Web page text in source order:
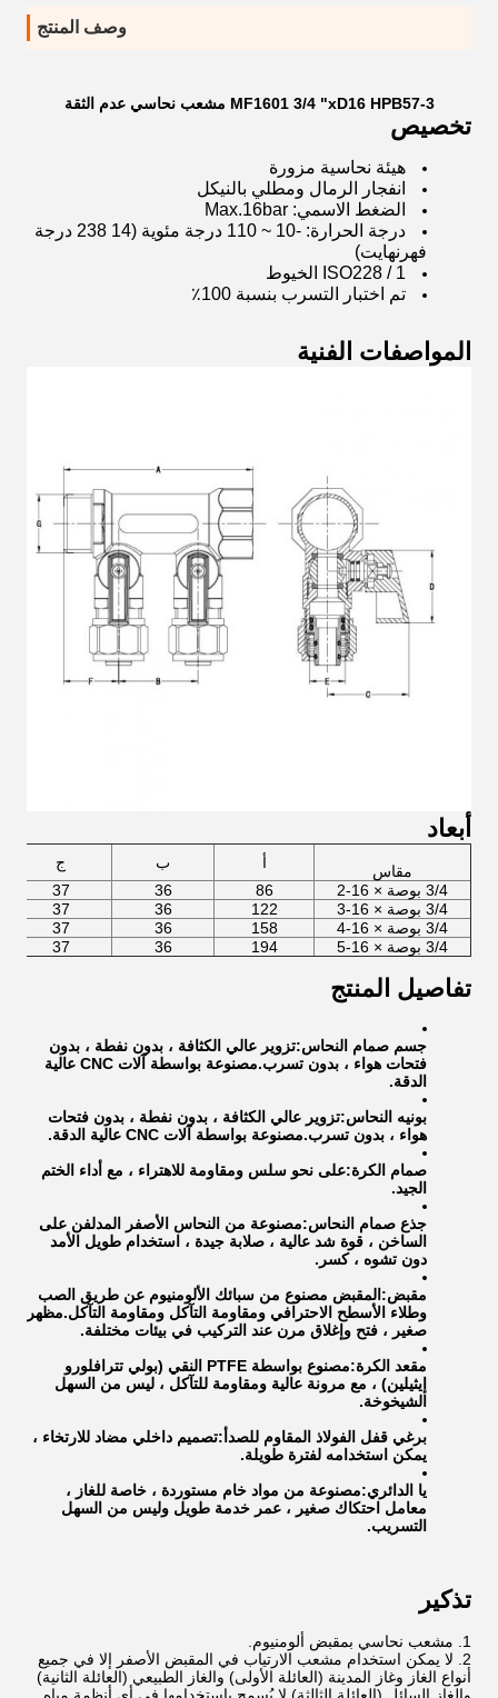
وصف المنتج
MF1601 3/4 "xD16 HPB57-3 مشعب نحاسي عدم الثقة
تخصيص
هيئة نحاسية مزورة
انفجار الرمال ومطلي بالنيكل
الضغط الاسمي: Max.16bar
درجة الحرارة: -10 ~ 110 درجة مئوية (14 238 درجة
فهرنهايت)
ISO228 / 1 الخيوط
تم اختبار التسرب بنسبة 100٪
المواصفات الفنية
أبعاد
مقاس أ ب
ج
3/4 بوصة × 16-2
86
36
37
3/4 بوصة × 16-3
122
36
37
3/4 بوصة × 16-4
158
36
37
3/4 بوصة × 16-5
194
36
37
تفاصيل المنتج
جسم صمام النحاس:تزوير عالي الكثافة ، بدون نفطة ، بدون
فتحات هواء ، بدون تسرب.مصنوعة بواسطة آلات CNC عالية
الدقة.
بونيه النحاس:تزوير عالي الكثافة ، بدون نفطة ، بدون فتحات
هواء ، بدون تسرب.مصنوعة بواسطة آلات CNC عالية الدقة.
صمام الكرة:على نحو سلس ومقاومة للاهتراء ، مع أداء الختم
الجيد.
جذع صمام النحاس:مصنوعة من النحاس الأصفر المدلفن على
الساخن ، قوة شد عالية ، صلابة جيدة ، استخدام طويل الأمد
دون تشوه ، كسر.
مقبض: المقبض مصنوع من سبائك الألومنيوم عن طريق الصب
وطلاء الأسطح الاحترافي ومقاومة التآكل ومقاومة التآكل.مظهر
صغير ، فتح وإغلاق مرن عند التركيب في بيئات مختلفة.
مقعد الكرة:
مصنوع بواسطة PTFE النقي (بولي تترافلورو
إيثيلين) ، مع مرونة عالية ومقاومة للتآكل ، ليس من السهل
الشيخوخة.
برغي قفل الفولاذ المقاوم للصدأ:تصميم داخلي مضاد للارتخاء ،
يمكن استخدامه لفترة طويلة.
يا الدائري:مصنوعة من مواد خام مستوردة ، خاصة للغاز ،
معامل احتكاك صغير ، عمر خدمة طويل وليس من السهل
التسريب.
تذكير
مشعب نحاسي بمقبض ألومنيوم.
لا يمكن استخدام مشعب الارتياب في المقبض الأصفر إلا في جميع
أنواع الغاز وغاز المدينة (العائلة الأولى) والغاز الطبيعي (العائلة الثانية)